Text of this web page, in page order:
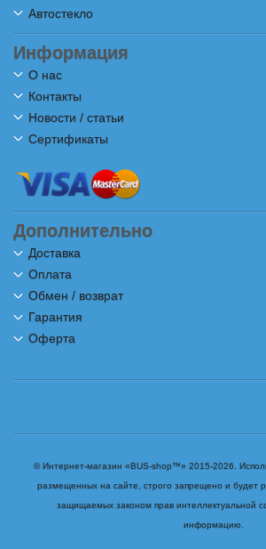
Автостекло
Информация
О нас
Контакты
Новости / статьи
Сертификаты
Дополнительно
Доставка
Оплата
Обмен / возврат
Гарантия
Оферта
© Интернет-магазин «BUS-shop™» 2015-2026.
размещенных на сайте, строго запрещено и будет
защищаемых законом прав интеллектуальной
информацию.